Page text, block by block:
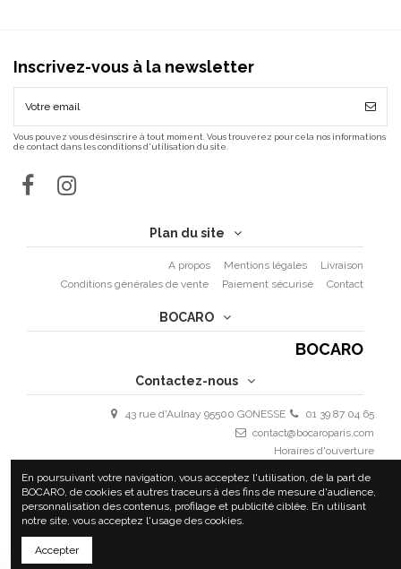
Inscrivez-vous à la newsletter
Vous pouvez vous désinscrire à tout moment. Vous trouverez pour cela nos informations
de contact dans les conditions d'utilisation du site.
Plan du site
A propos Mentions légales
Livraison
Conditions générales de vente
Paiement sécurisé Contact
BOCARO
BOCARO
Contactez-nous
43 rue d'Aulnay 95500 GONESSE
01 39 87 04 65
contact@bocaroparis.com
Horaires d'ouverture
Samedi 10h - 18h
COPYRIGHT 2020 BOCARO | ALL RIGHTS RESERVED | BY
En poursuivant votre navigation, vous acceptez l'utilisation, de la part de
BOCARO, de cookies et autres traceurs à des fins de mesure d'audience,
personnalisation des contenus, profilage et publicité ciblée. En utilisant
notre site, vous acceptez l'usage des cookies.
Accepter